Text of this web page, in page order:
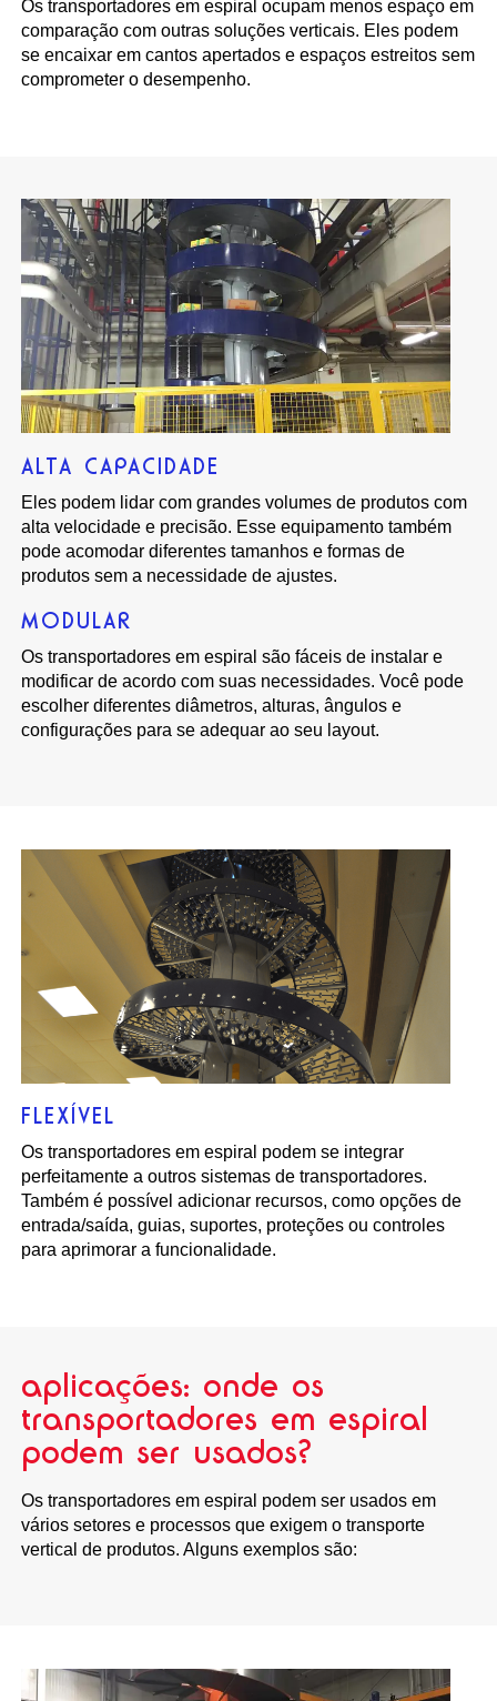
Os transportadores em espiral ocupam menos espaço em
comparação com outras soluções verticais. Eles podem
se encaixar em cantos apertados e espaços estreitos sem
comprometer o desempenho.
ALTA CAPACIDADE
Eles podem lidar com grandes volumes de produtos com
alta velocidade e precisão. Esse equipamento também
pode acomodar diferentes tamanhos e formas de
produtos sem a necessidade de ajustes.
MODULAR
Os transportadores em espiral são fáceis de instalar e
modificar de acordo com suas necessidades. Você pode
escolher diferentes diâmetros, alturas, ângulos e
configurações para se adequar ao seu layout.
FLEXÍVEL
Os transportadores em espiral podem se integrar
perfeitamente a outros sistemas de transportadores.
Também é possível adicionar recursos, como opções de
entrada/saída, guias, suportes, proteções ou controles
para aprimorar a funcionalidade.
aplicações: onde os
transportadores em espiral
podem ser usados?
Os transportadores em espiral podem ser usados em
vários setores e processos que exigem o transporte
vertical de produtos. Alguns exemplos são: